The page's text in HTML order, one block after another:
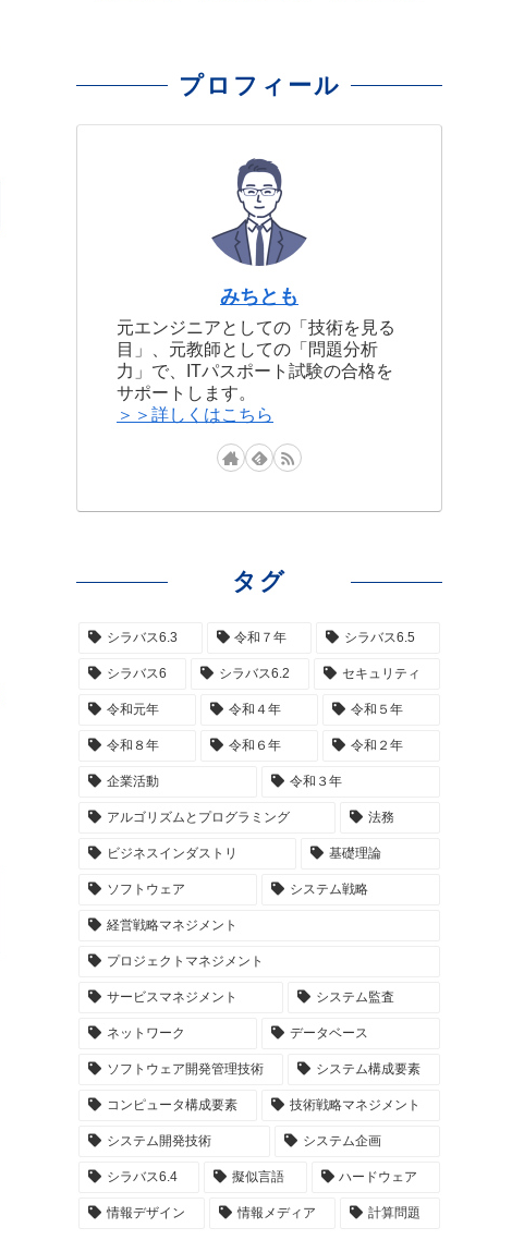
プロフィール
みちとも
元エンジニアとしての「技術を見る
目」、元教師としての「問題分析
力」で、ITパスポート試験の合格を
サポートします。
＞＞詳しくはこちら
タグ
シラバス6.3 令和７年 シラバス6.5
シラバス6 シラバス6.2 セキュリティ
令和元年 令和４年 令和５年
令和８年 令和６年 令和２年
企業活動 令和３年
アルゴリズムとプログラミング 法務
ビジネスインダストリ 基礎理論
ソフトウェア システム戦略
経営戦略マネジメント
プロジェクトマネジメント
サービスマネジメント システム監査
ネットワーク データベース
ソフトウェア開発管理技術 システム構成要素
コンピュータ構成要素 技術戦略マネジメント
システム開発技術 システム企画
シラバス6.4 擬似言語 ハードウェア
情報デザイン 情報メディア 計算問題